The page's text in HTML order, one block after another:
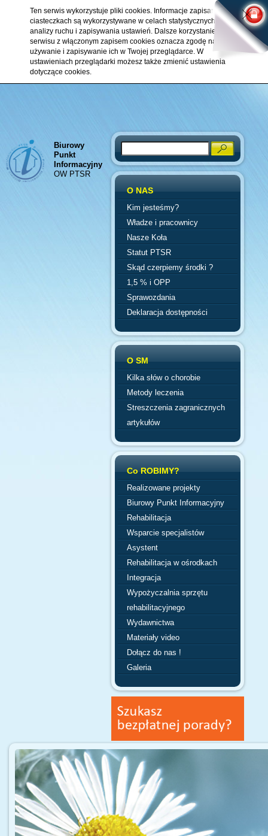
Ten serwis wykorzystuje pliki cookies. Informacje zapisane w
ciasteczkach są wykorzystywane w celach statystycznych,
analizy ruchu i zapisywania ustawień. Dalsze korzystanie z
serwisu z włączonym zapisem cookies oznacza zgodę na ich
używanie i zapisywanie ich w Twojej przeglądarce. W
ustawieniach przeglądarki możesz także zmienić ustawienia
dotyczące cookies.
Biurowy
Punkt
Informacyjny
OW PTSR
Search
O NAS
Kim jesteśmy?
Władze i pracownicy
Nasze Koła
Statut PTSR
Skąd czerpiemy środki ?
1,5 % i OPP
Sprawozdania
Deklaracja dostępności
O SM
Kilka słów o chorobie
Metody leczenia
Streszczenia zagranicznych
artykułów
Co ROBIMY?
Realizowane projekty
Biurowy Punkt Informacyjny
Rehabilitacja
Wsparcie specjalistów
Asystent
Rehabilitacja w ośrodkach
Integracja
Wypożyczalnia sprzętu
rehabilitacyjnego
Wydawnictwa
Materiały video
Dołącz do nas !
Galeria